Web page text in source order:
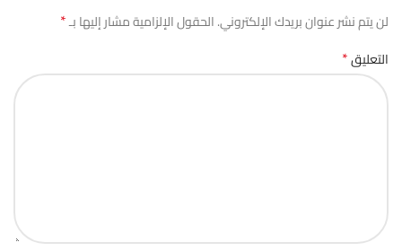
لن يتم نشر عنوان بريدك الإلكتروني.الحقول الإلزامية مشار إليها بـ*
التعليق*